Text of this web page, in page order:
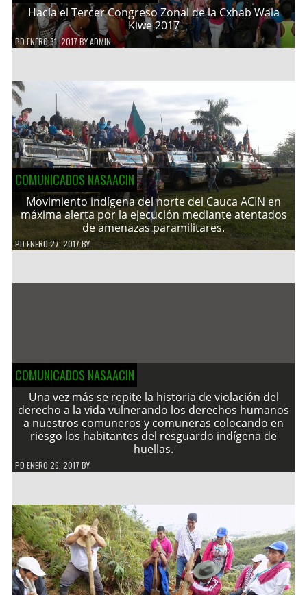
Hacía el Tercer Congreso Zonal de la Cxhab Wala
Kiwe 2017
PDENERO 31, 2017 BYADMIN
COMUNICADOS NASAACIN
Movimiento indígena del norte del Cauca ACIN en
máxima alerta por la ejecución mediante atentados
de amenazas paramilitares.
PDENERO 27, 2017 BY
COMUNICADOS NASAACIN
Una vez más se repite la historia de violación del
derecho a la vida vulnerando los derechos humanos
a nuestros comuneros y comuneras colocando en
riesgo los habitantes del resguardo indígena de
huellas.
PD ENERO 26, 2017 BY